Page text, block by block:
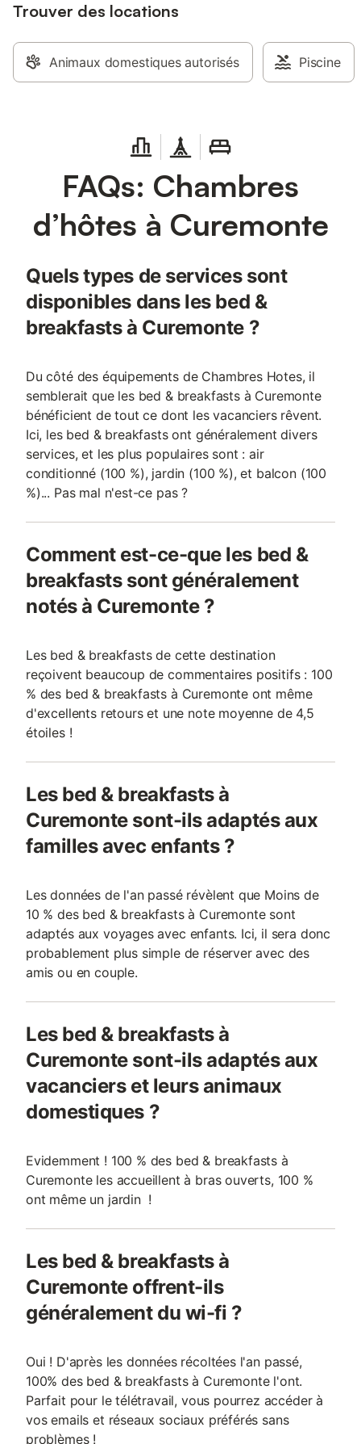
Trouver des locations
Animaux domestiques autorisés Piscine
FAQs: Chambres
d’hôtes à Curemonte
Quels types de services sont
disponibles dans les bed &
breakfasts à Curemonte ?
Du côté des équipements de Chambres Hotes, il
semblerait que les bed & breakfasts à Curemonte
bénéficient de tout ce dont les vacanciers rêvent.
Ici, les bed & breakfasts ont généralement divers
services, et les plus populaires sont : air
conditionné (100 %), jardin (100 %), et balcon (100
%)... Pas mal n'est-ce pas ?
Comment est-ce-que les bed &
breakfasts sont généralement
notés à Curemonte ?
Les bed & breakfasts de cette destination
reçoivent beaucoup de commentaires positifs : 100
% des bed & breakfasts à Curemonte ont même
d'excellents retours et une note moyenne de 4,5
étoiles !
Les bed & breakfasts à
Curemonte sont-ils adaptés aux
familles avec enfants ?
Les données de l'an passé révèlent que Moins de
10 % des bed & breakfasts à Curemonte sont
adaptés aux voyages avec enfants. Ici, il sera donc
probablement plus simple de réserver avec des
amis ou en couple.
Les bed & breakfasts à
Curemonte sont-ils adaptés aux
vacanciers et leurs animaux
domestiques ?
Evidemment ! 100 % des bed & breakfasts à
Curemonte les accueillent à bras ouverts, 100 %
ont même un jardin !
Les bed & breakfasts à
Curemonte offrent-ils
généralement du wi-fi ?
Oui ! D'après les données récoltées l'an passé,
100% des bed & breakfasts à Curemonte l'ont.
Parfait pour le télétravail, vous pourrez accéder à
vos emails et réseaux sociaux préférés sans
problèmes !